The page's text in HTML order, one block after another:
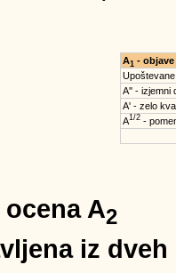
A1 - objave
A'' - izjemni
A' - zelo
A1/2-
A2
iz